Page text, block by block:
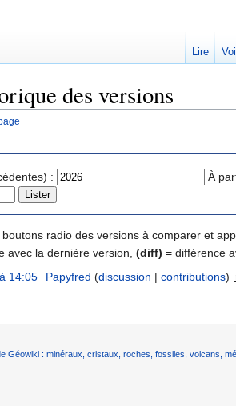
des versions
: À
radio des versions à comparer et
avec la dernière version, (diff) = différence
14:05 Papyfred (discussion | contributions)
Lire
Géowiki : minéraux, cristaux, roches, fossiles, volcans,